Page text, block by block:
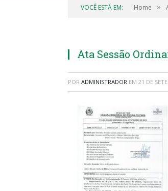
VOCÊ ESTÁ EM: Home »
Ata Sessão
POR ADMINISTRADOR EM 21 DE